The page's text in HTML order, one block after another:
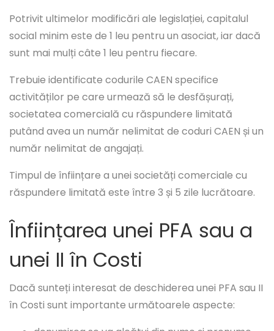
Potrivit ultimelor modificări ale legislației, capitalul
social minim este de 1 leu pentru un asociat, iar dacă
sunt mai mulți câte 1 leu pentru fiecare.
Trebuie identificate codurile CAEN specifice
activităților pe care urmează să le desfășurați,
societatea comercială cu răspundere limitată
putând avea un număr nelimitat de coduri CAEN și un
număr nelimitat de angajați.
Timpul de înființare a unei societăți comerciale cu
răspundere limitată este între 3 și 5 zile lucrătoare.
Înființarea unei PFA sau a
unei II în Costi
Dacă sunteți interesat de deschiderea unei PFA sau II
în Costi sunt importante următoarele aspecte: